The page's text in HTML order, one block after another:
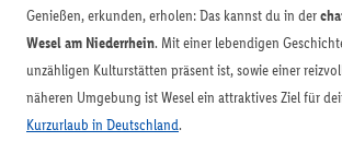
Genießen, erkunden, erholen: Das kannst du in der
Wesel am Niederrhein. Mit einer lebendigen
unzähligen Kulturstätten präsent ist, sowie einer
näheren Umgebung ist Wesel ein attraktives Ziel für
Kurzurlaub in Deutschland.